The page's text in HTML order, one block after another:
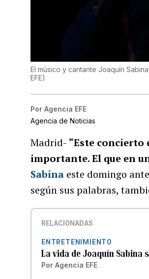
El músico y cantante Joaquín
EFE)
Por Agencia EFE
Agencia de Noticias
Madrid- “Este
importante. El que en
Sabina este domingo
según sus palabras,
RELACIONADAS
ENTRETENIMIENTO
La vida de Joaquín Sabina
Por Agencia EFE